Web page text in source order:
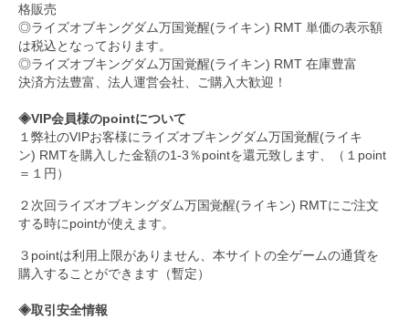
格販売
◎ライズオブキングダム万国覚醒(ライキン) RMT 単価の表示額
は税込となっております。
◎ライズオブキングダム万国覚醒(ライキン) RMT 在庫豊富
決済方法豊富、法人運営会社、ご購入大歓迎！
◈VIP会員様のpointについて
１弊社のVIPお客様にライズオブキングダム万国覚醒(ライキ
ン) RMTを購入した金額の1-3％pointを還元致します、（１point
＝１円）
２次回ライズオブキングダム万国覚醒(ライキン) RMTにご注文
する時にpointが使えます。
３pointは利用上限がありません、本サイトの全ゲームの通貨を
購入することができます（暫定）
◈取引安全情報